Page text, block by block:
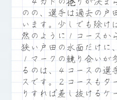
のの、選手は過去の戸
います。少しでも除け
然のように１コースか
狭い戸田の水面だけに
１マークの競り合いが
るのは、４コースの選
スです。２コースもタ
りすれば差し抜けるケ